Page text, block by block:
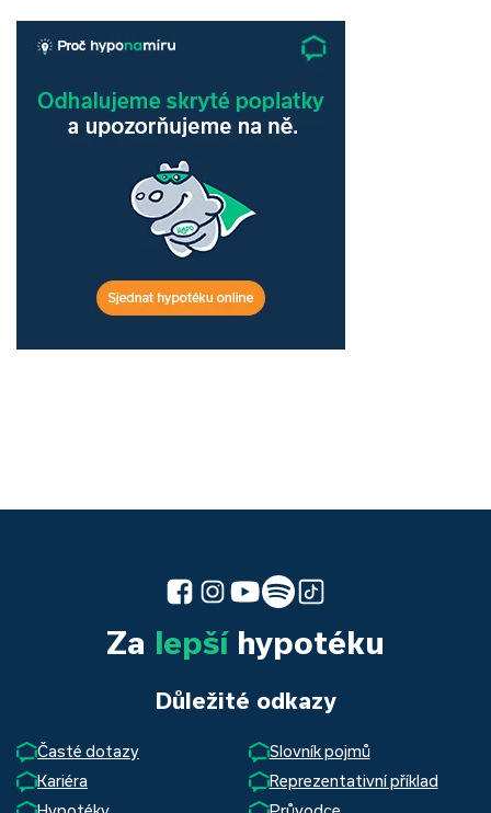
Za lepšíhypotéku
Důležité odkazy
Časté dotazy
Slovník pojmů
Kariéra
Reprezentativní příklad